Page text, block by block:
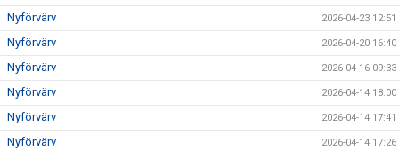
Nyförvärv 2026-04-23 12:51
Nyförvärv 2026-04-20 16:40
Nyförvärv 2026-04-16 09:33
Nyförvärv 2026-04-14 18:00
Nyförvärv 2026-04-14 17:41
Nyförvärv 2026-04-14 17:26